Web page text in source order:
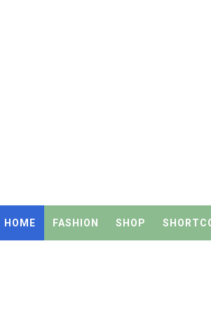
TN CPS Teachers News:
TN Teachers Leave Rules:
TN Budget Assembly
HOME FASHION SHOP